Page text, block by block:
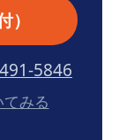
）
5846
みる